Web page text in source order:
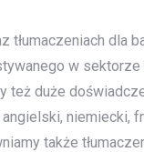
tłumaczeniach dla
w
też duże
niemiecki,
także